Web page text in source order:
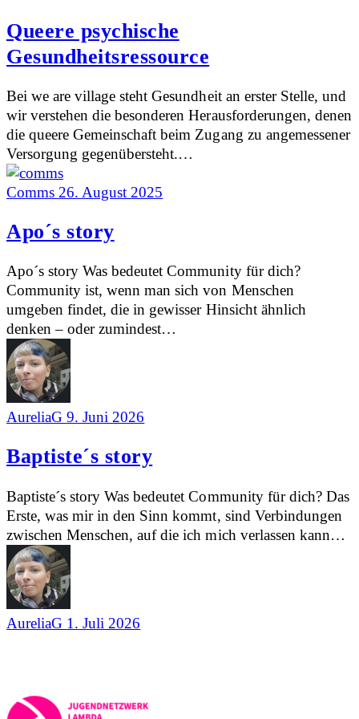
Queere psychische
Gesundheitsressource
Bei we are village steht Gesundheit an erster Stelle, und
wir verstehen die besonderen Herausforderungen, denen
die queere Gemeinschaft beim Zugang zu angemessener
Versorgung gegenübersteht.…
Comms 26. August 2025
Apo´s story
Apo´s story Was bedeutet Community für dich?
Community ist, wenn man sich von Menschen
umgeben findet, die in gewisser Hinsicht ähnlich
denken – oder zumindest…
AureliaG9. Juni 2026
Baptiste´s story
Baptiste´s story Was bedeutet Community für dich? Das
Erste, was mir in den Sinn kommt, sind Verbindungen
zwischen Menschen, auf die ich mich verlassen kann…
AureliaG 1. Juli 2026